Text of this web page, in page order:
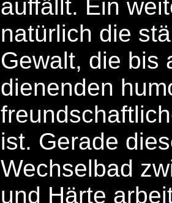
auffällt. Ein
natürlich die
Gewalt, die bis
dienenden
ist. Gerade
Wechselbad
und Härte